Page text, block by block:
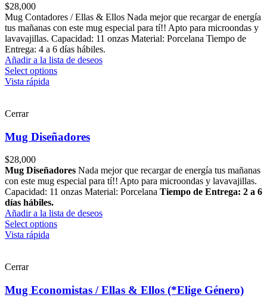
$28,000
Mug Contadores / Ellas & Ellos Nada mejor que recargar de energía
tus mañanas con este mug especial para tí!! Apto para microondas y
lavavajillas. Capacidad: 11 onzas Material: Porcelana Tiempo de
Entrega: 4 a 6 días hábiles.
Añadir a la lista de deseos
Select options
Vista rápida
Cerrar
Mug Diseñadores
$28,000
Mug Diseñadores Nada mejor que recargar de energía tus mañanas
con este mug especial para tí!! Apto para microondas y lavavajillas.
Capacidad: 11 onzas Material: Porcelana Tiempo de Entrega: 2 a 6
días hábiles.
Añadir a la lista de deseos
Select options
Vista rápida
Cerrar
Mug Economistas / Ellas & Ellos (*Elige Género)